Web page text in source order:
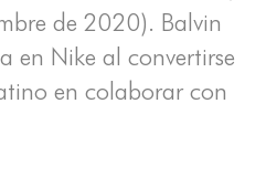
de 2020). Balvin
en Nike al convertirse
en colaborar con